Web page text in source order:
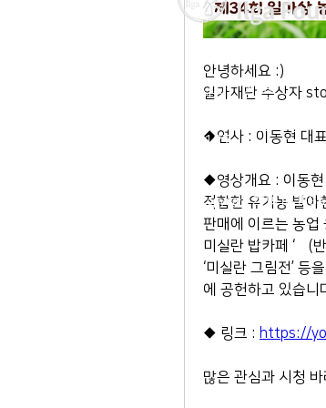
안녕하세요 :)
일가재단 수상자
◆연사 : 이동현 대
◆영상개요 : 이동현
적합한 유기농 발아
판매에 이르는 농업
미실란 밥카페 ‘飯(
‘미실란 그림전’ 등
에 공헌하고 있습니
◆ 링크 : https://
많은 관심과 시청
이사장 : 김 현
03127
© Copyright 2019 by